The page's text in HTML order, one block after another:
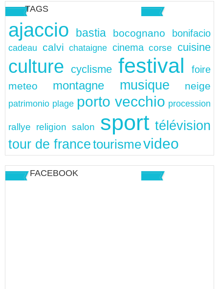
TAGS
ajaccio bastia bocognano bonifacio
cadeau calvi chataigne cinema corse cuisine
culture cyclisme festival foire
meteo montagne musique neige
patrimonio plage porto vecchio procession
rallye religion salon sport télévision
tour de francetourismevideo
FACEBOOK